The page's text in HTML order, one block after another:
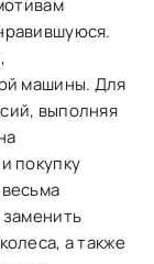
машины. Для
выполняя
покупку
а также